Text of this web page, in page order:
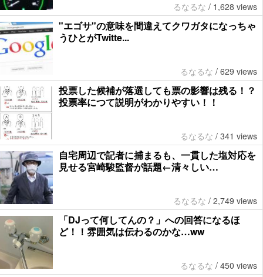
るなるな / 1,628 views
"エゴサ"の意味を間違えてクワガタになっちゃ
うひとがTwitte...
るなるな / 629 views
投票した候補が落選しても票の影響は残る！？
投票率につて説明がわかりやすい！！
るなるな / 341 views
自宅周辺で記者に捕まるも、一貫した塩対応を
見せる宮崎駿監督が話題←清々しい…
るなるな / 2,749 views
「DJって何してんの？」への回答になるほ
ど！！雰囲気は伝わるのかな…ww
るなるな / 450 views